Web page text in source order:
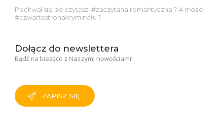
Pochwal się, że czytasz: #zaczytanairomantyczna ? A może
#czwartastronakryminału ?
Dołącz do newslettera
Bądź na bieżąco z Naszymi nowościami!
ZAPISZ SIĘ